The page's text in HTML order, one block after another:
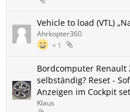
Vehicle to load (VTL)
1
Ahrkopter360
Bordcomputer Renault
selbständig? Reset -
Anzeigen im Cockpit
Klaus